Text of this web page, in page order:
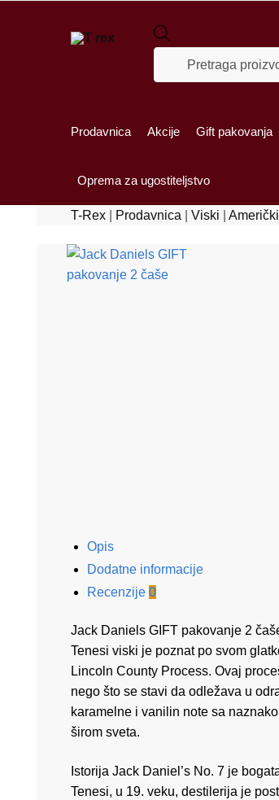
Prodavnica Akcije Gift pakovanja
Oprema za ugostiteljstvo
T-Rex Prodavnica Viski
Opis
Dodatne informacije
Recenzije 0
Jack Daniels GIFT pakovanje 2
Tenesi viski je poznat po svom
Lincoln County Process. Ovaj
nego što se stavi da odležava u
karamelne i vanilin note sa
širom sveta.
Istorija Jack Daniel’s No. 7 je
Tenesi, u 19. veku, destilerija je